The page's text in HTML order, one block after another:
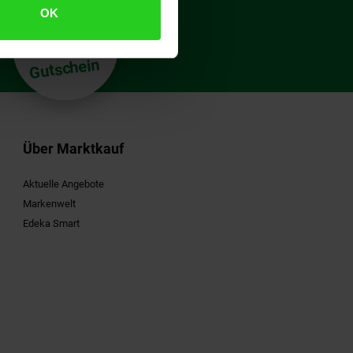
OK
15€
Gutschein
Über Marktkauf
Aktuelle Angebote
Markenwelt
Edeka Smart